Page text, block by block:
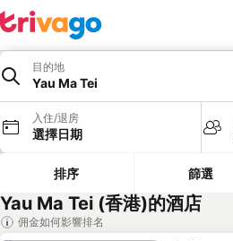
目的地
Yau Ma Tei
入住/退房
選擇日期
排序 篩選
Yau Ma Tei (香港)的酒店
佣金如何影響排名